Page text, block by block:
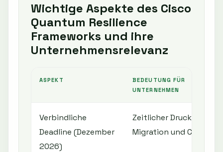
Wichtige Aspekte des Cisco
Quantum Resilience
Frameworks und ihre
Unternehmensrelevanz
ASPEKT
BEDEUTUNG FÜR
UNTERNEHMEN
Verbindliche
Deadline (Dezember
2026)
Zeitlicher Druck für
Migration und